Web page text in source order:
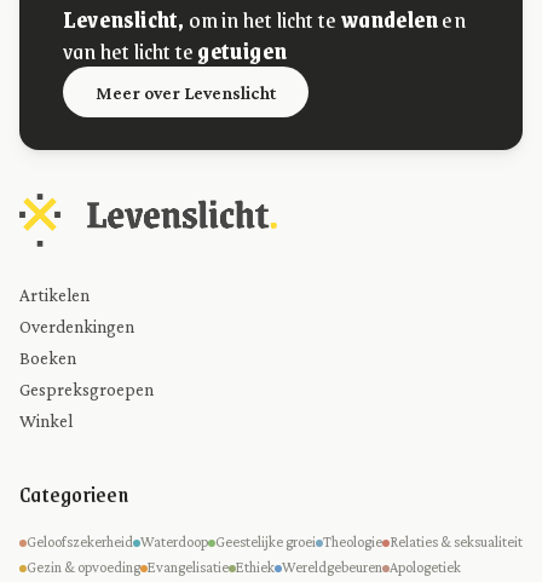
Levenslicht, om in het licht tewandelenen
van het licht tegetuigen
Meer over Levenslicht
Artikelen
Overdenkingen
Boeken
Gespreksgroepen
Winkel
Categorieen
Geloofszekerheid Waterdoop Geestelijke groei Theologie Relaties & seksualiteit
Gezin & opvoeding Evangelisatie Ethiek Wereldgebeuren Apologetiek